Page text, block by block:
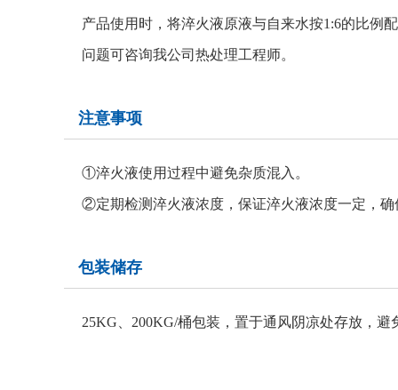
产品使用时，将淬火液原液与自来水按1:6的比例
问题可咨询我公司热处理工程师。
注意事项
①淬火液使用过程中避免杂质混入。
②定期检测淬火液浓度，保证淬火液浓度一定，确
包装储存
25KG、200KG/桶包装，置于通风阴凉处存放，避